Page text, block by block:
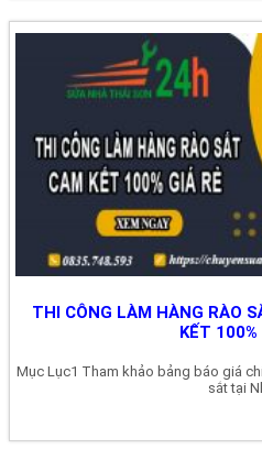
THI CÔNG LÀM HÀNG RÀO
KẾT 100%
Mục Lục1 Tham khảo bảng báo giá
sắt tại